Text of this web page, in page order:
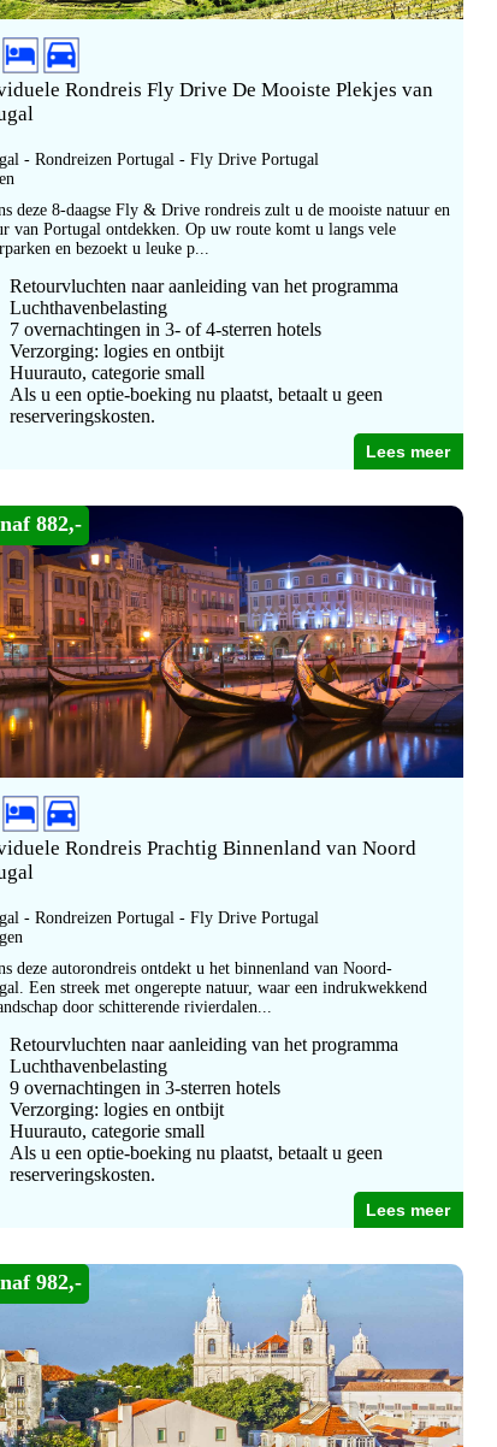
Rondreis Fly Drive De Mooiste Plekjes van
- Rondreizen Portugal - Fly Drive Portugal
deze 8-daagse Fly & Drive rondreis zult u de mooiste natuur en
van Portugal ontdekken. Op uw route komt u langs vele
en bezoekt u leuke p...
Retourvluchten naar aanleiding van het programma
Luchthavenbelasting
7 overnachtingen in 3- of 4-sterren hotels
Verzorging: logies en ontbijt
Huurauto, categorie small
Als u een optie-boeking nu plaatst, betaalt u geen
reserveringskosten.
Lees meer
882,-
Rondreis Prachtig Binnenland van Noord
- Rondreizen Portugal - Fly Drive Portugal
deze autorondreis ontdekt u het binnenland van Noord-
Een streek met ongerepte natuur, waar een indrukwekkend
door schitterende rivierdalen...
Retourvluchten naar aanleiding van het programma
Luchthavenbelasting
9 overnachtingen in 3-sterren hotels
Verzorging: logies en ontbijt
Huurauto, categorie small
Als u een optie-boeking nu plaatst, betaalt u geen
reserveringskosten.
Lees meer
982,-